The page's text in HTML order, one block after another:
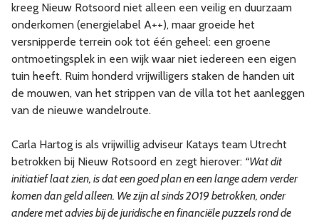
kreeg Nieuw Rotsoord niet alleen een veilig en duurzaam
onderkomen (energielabel A++), maar groeide het
versnipperde terrein ook tot één geheel: een groene
ontmoetingsplek in een wijk waar niet iedereen een eigen
tuin heeft. Ruim honderd vrijwilligers staken de handen uit
de mouwen, van het strippen van de villa tot het aanleggen
van de nieuwe wandelroute.
Carla Hartog is als vrijwillig adviseur Katays team Utrecht
betrokken bij Nieuw Rotsoord en zegt hierover: “Wat dit
initiatief laat zien, is dat een goed plan en een lange adem verder
komen dan geld alleen. We zijn al sinds 2019 betrokken, onder
andere met advies bij de juridische en financiële puzzels rond de